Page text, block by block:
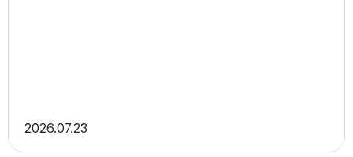
2026 07.23